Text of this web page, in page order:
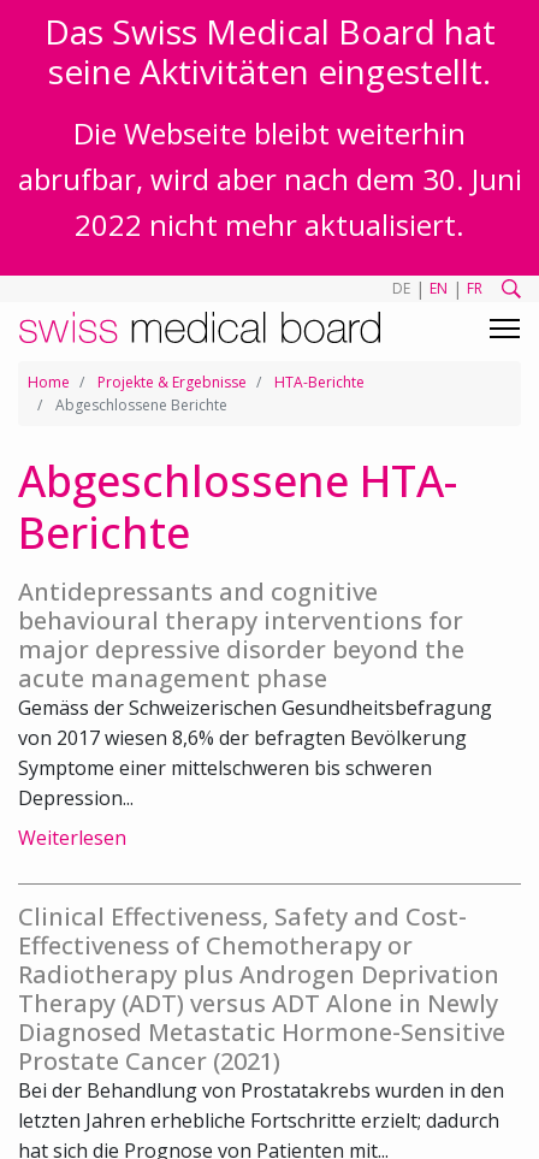
Das Swiss Medical Board hat
seine Aktivitäten eingestellt.
Die Webseite bleibt weiterhin
abrufbar, wird aber nach dem 30. Juni
2022 nicht mehr aktualisiert.
DE | EN | FR
Home Projekte & Ergebnisse
HTA-Berichte
Abgeschlossene Berichte
Abgeschlossene HTA-
Berichte
Antidepressants and cognitive
behavioural therapy interventions for
major depressive disorder beyond the
acute management phase
Gemäss der Schweizerischen Gesundheitsbefragung
von 2017 wiesen 8,6% der befragten Bevölkerung
Symptome einer mittelschweren bis schweren
Depression...
Weiterlesen
Clinical Effectiveness, Safety and Cost-
Effectiveness of Chemotherapy or
Radiotherapy plus Androgen Deprivation
Therapy (ADT) versus ADT Alone in Newly
Diagnosed Metastatic Hormone-Sensitive
Prostate Cancer (2021)
Bei der Behandlung von Prostatakrebs wurden in den
letzten Jahren erhebliche Fortschritte erzielt; dadurch
hat sich die Prognose von Patienten mit...